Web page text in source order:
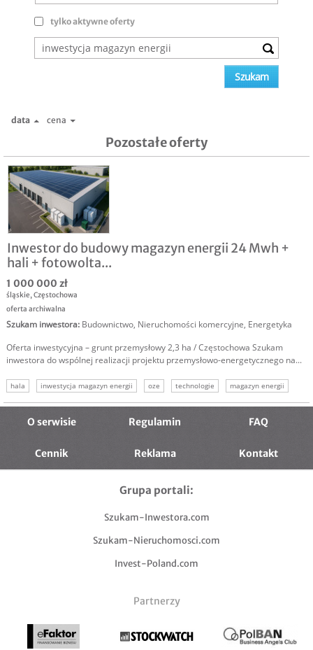
tylko aktywne oferty
data cena
Pozostałe oferty
Inwestor do budowy magazyn energii 24 Mwh +
hali + fotowolta...
1 000 000 zł
śląskie,Częstochowa
oferta archiwalna
Szukam inwestora: Budownictwo, Nieruchomości komercyjne, Energetyka
Oferta inwestycyjna – grunt przemysłowy 2,3 ha / Częstochowa Szukam
inwestora do wspólnej realizacji projektu przemysłowo-energetycznego na...
hala inwestycja magazyn energii oze technologie
magazyn energii
przemysł
recykling
O serwisie Regulamin FAQ
Cennik Reklama Kontakt
Grupa portali:
Szukam-Inwestora.com
Szukam-Nieruchomosci.com
Invest-Poland.com
Partnerzy